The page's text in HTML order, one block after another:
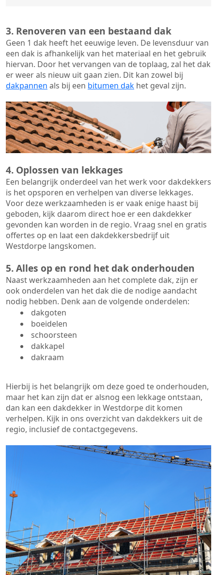
3. Renoveren van een bestaand dak
Geen 1 dak heeft het eeuwige leven. De levensduur van
een dak is afhankelijk van het materiaal en het gebruik
hiervan. Door het vervangen van de toplaag, zal het dak
er weer als nieuw uit gaan zien. Dit kan zowel bij
dakpannen als bij een bitumen dak het geval zijn.
4. Oplossen van lekkages
Een belangrijk onderdeel van het werk voor dakdekkers
is het opsporen en verhelpen van diverse lekkages.
Voor deze werkzaamheden is er vaak enige haast bij
geboden, kijk daarom direct hoe er een dakdekker
gevonden kan worden in de regio. Vraag snel en gratis
offertes op en laat een dakdekkersbedrijf uit
Westdorpe langskomen.
5. Alles op en rond het dak onderhouden
Naast werkzaamheden aan het complete dak, zijn er
ook onderdelen van het dak die de nodige aandacht
nodig hebben. Denk aan de volgende onderdelen:
dakgoten
boeidelen
schoorsteen
dakkapel
dakraam
Hierbij is het belangrijk om deze goed te onderhouden,
maar het kan zijn dat er alsnog een lekkage ontstaan,
dan kan een dakdekker in Westdorpe dit komen
verhelpen. Kijk in ons overzicht van dakdekkers uit de
regio, inclusief de contactgegevens.